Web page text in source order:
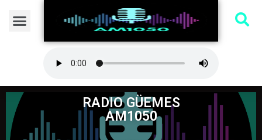
RADIO GÜEMES
AM1050